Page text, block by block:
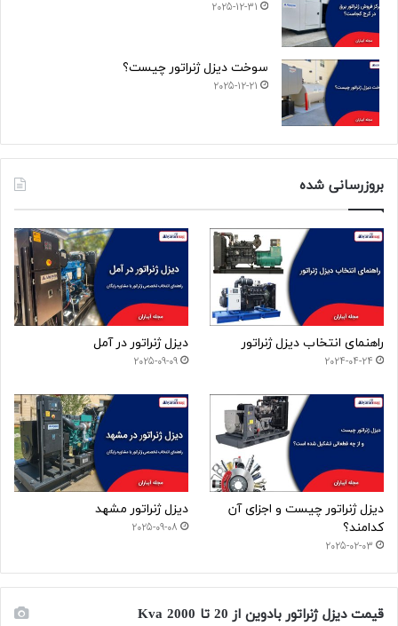
2025-12-31
سوخت دیزل ژنراتور چیست؟
2025-12-21
بروزرسانی شده
راهنمای انتخاب دیزل ژنراتور
2024-04-24
دیزل ژنراتور در آمل
2025-09-09
دیزل ژنراتور چیست و اجزای آن
کدامند؟
2025-02-03
دیزل ژنراتور مشهد
2025-09-08
قیمت دیزل ژنراتور بادوین از 20 تا 2000 Kva